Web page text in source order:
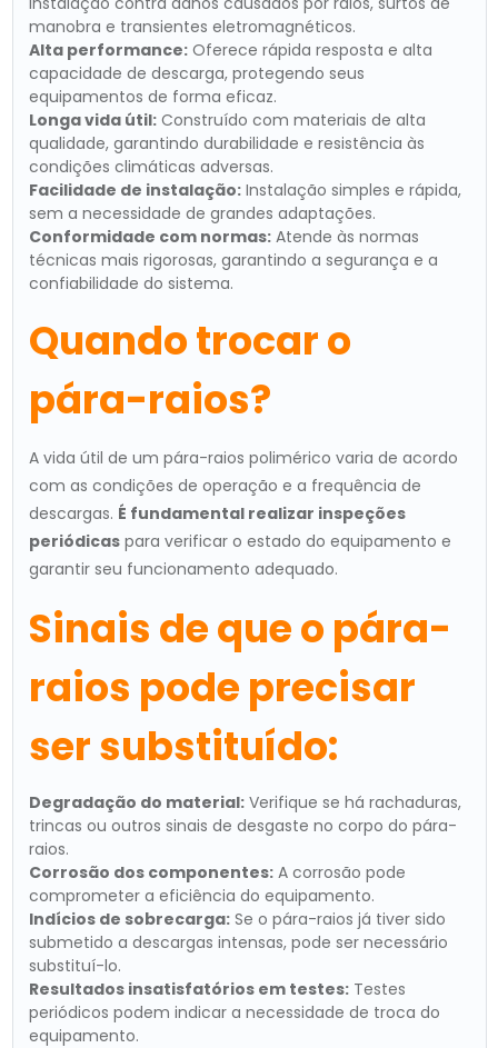
manobra e transientes eletromagnéticos.
Alta performance:Oferece rápida resposta e alta
capacidade de descarga, protegendo seus
equipamentos de forma eficaz.
Longa vida útil:Construído com materiais de alta
qualidade, garantindo durabilidade e resistência às
condições climáticas adversas.
Facilidade de instalação:Instalação simples e rápida,
sem a necessidade de grandes adaptações.
Conformidade com normas:Atende às normas
técnicas mais rigorosas, garantindo a segurança e a
confiabilidade do sistema.
Quando trocar o
pára-raios?
A vida útil de um pára-raios polimérico varia de acordo
com as condições de operação e a frequência de
descargas. É fundamental realizar inspeções
periódicaspara verificar o estado do equipamento e
garantir seu funcionamento adequado.
Sinais de que o pára-
raios pode precisar
ser substituído:
Degradação do material:Verifique se há rachaduras,
trincas ou outros sinais de desgaste no corpo do pára-
raios.
Corrosão dos componentes:A corrosão pode
comprometer a eficiência do equipamento.
Indícios de sobrecarga:Se o pára-raios já tiver sido
submetido a descargas intensas, pode ser necessário
substituí-lo.
Resultados insatisfatórios em testes:Testes
periódicos podem indicar a necessidade de troca do
equipamento.